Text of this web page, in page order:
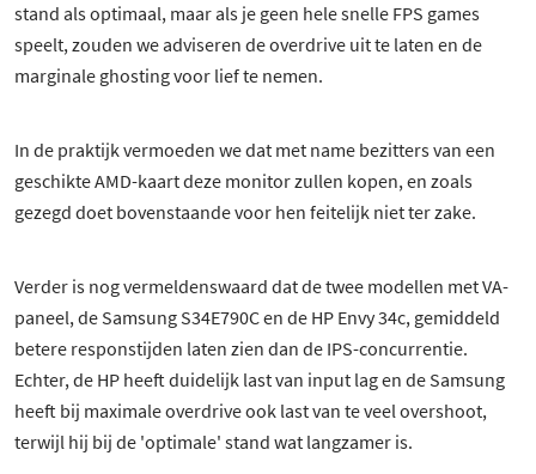
stand als optimaal, maar als je geen hele snelle FPS games
speelt, zouden we adviseren de overdrive uit te laten en de
marginale ghosting voor lief te nemen.
In de praktijk vermoeden we dat met name bezitters van een
geschikte AMD-kaart deze monitor zullen kopen, en zoals
gezegd doet bovenstaande voor hen feitelijk niet ter zake.
Verder is nog vermeldenswaard dat de twee modellen met VA-
paneel, de Samsung S34E790C en de HP Envy 34c, gemiddeld
betere responstijden laten zien dan de IPS-concurrentie.
Echter, de HP heeft duidelijk last van input lag en de Samsung
heeft bij maximale overdrive ook last van te veel overshoot,
terwijl hij bij de 'optimale' stand wat langzamer is.